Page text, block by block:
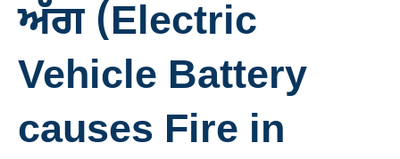
ਅੱਗ (Electric
Vehicle Battery
causes Fire in